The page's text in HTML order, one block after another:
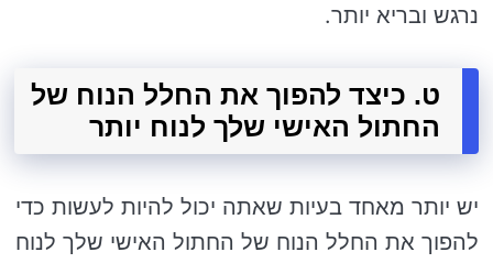
נרגש ובריא יותר.
ט. כיצד להפוך את החלל הנוח של
החתול האישי שלך לנוח יותר
יש יותר מאחד בעיות שאתה יכול להיות לעשות כדי
להפוך את החלל הנוח של החתול האישי שלך לנוח